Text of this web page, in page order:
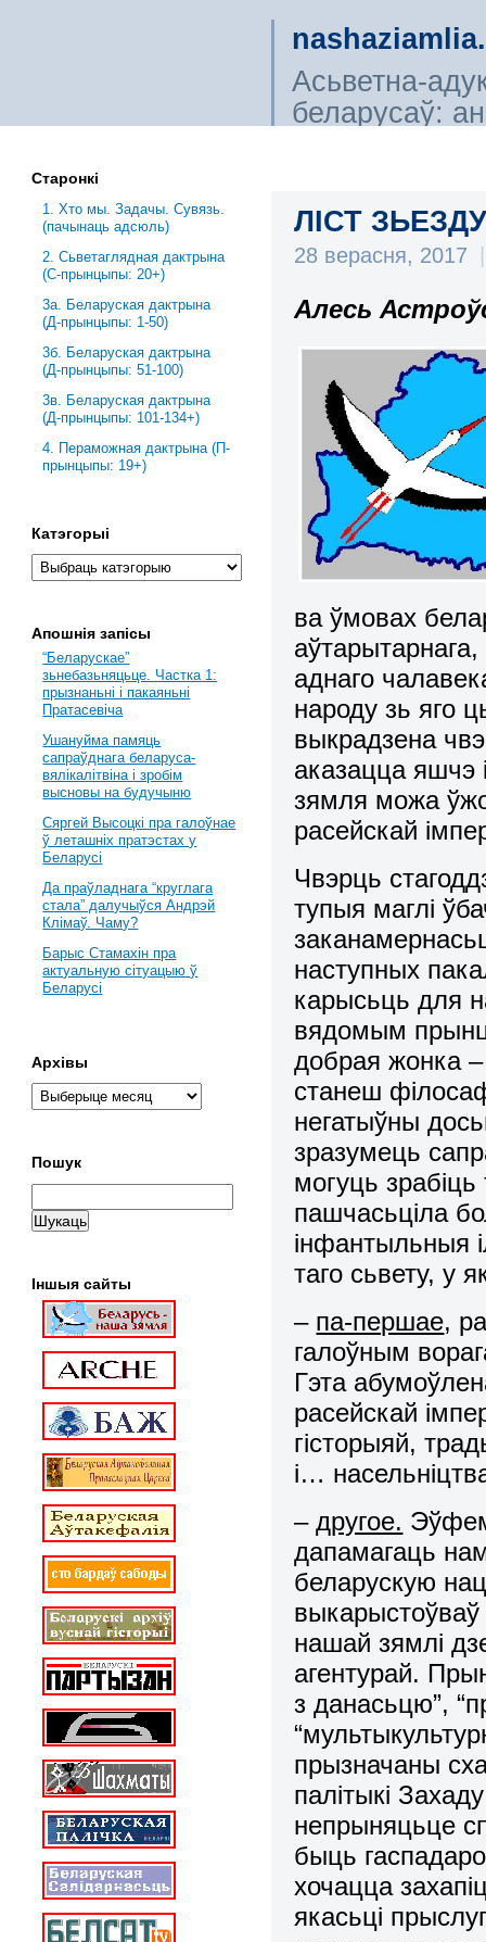
Асьветна-
беларусаў:
ЛІСТ
28 верасня, 2017 |
Алесь
ва ўмовах
аднаго
народу зь яго
выкрадзена
аказацца яшчэ
зямля можа
расейскай
Чвэрць
тупыя маглі
наступных
карысьць для
вядомым
добрая жонка
станеш
негатыўны
зразумець
могуць
пашчасьціла
інфантыльныя
таго сьвету, у
– па-першае,
галоўным
Гэта
расейскай
гісторыяй,
і…
–другое.
дапамагаць
беларускую
нашай зямлі
агентурай.
з данасьцю”,
прызначаны
палітыкі
непрыняцьце
быць
хочацца
якасьці
Старонкі
1. Хто мы. Задачы. Сувязь.
(пачынаць адсюль)
2. Сьветаглядная дактрына
(С-прынцыпы: 20+)
3a. Беларуская дактрына
(Д-прынцыпы: 1-50)
3б. Беларуская дактрына
(Д-прынцыпы: 51-100)
3в. Беларуская дактрына
(Д-прынцыпы: 101-134+)
4. Пераможная дактрына (П-
прынцыпы: 19+)
Катэгорыі
Апошнія запісы
“Беларускае”
зьнебазьняцьце. Частка 1:
прызнаньні і пакаяньні
Пратасевіча
Ушануйма памяць
сапраўднага беларуса-
вялікалітвіна і зробім
высновы на будучыню
Сяргей Высоцкі пра галоўнае
ў леташніх пратэстах у
Беларусі
Да праўладнага “круглага
стала” далучыўся Андрэй
Клімаў. Чаму?
Барыс Стамахін пра
актуальную сітуацыю ў
Беларусі
Архівы
Пошук
Іншыя сайты